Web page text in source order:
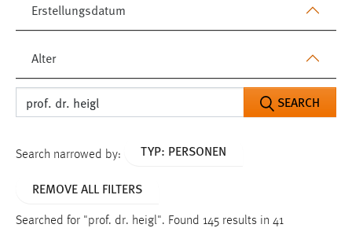
Erstellungsdatum
Alter
SEARCH
Search narrowed by: TYP: PERSONEN
REMOVE ALL FILTERS
Searched for "prof. dr. heigl". Found 145 results in 41